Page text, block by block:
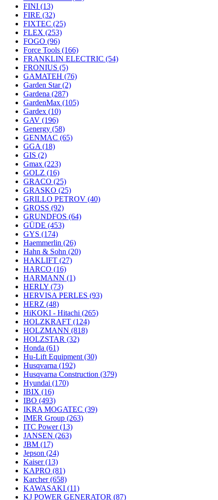
FINI (13)
FIRE (32)
FIXTEC (25)
FLEX (253)
FOGO (96)
Force Tools (166)
FRANKLIN ELECTRIC (54)
FRONIUS (5)
GAMATEH (76)
Garden Star(2)
Gardena (287)
GardenMax (105)
Gardex (10)
GAV (196)
Genergy (58)
GENMAC (65)
GGA (18)
GIS (2)
Gmax (223)
GOLZ (16)
GRACO (25)
GRASKO (25)
GRILLO PETROV (40)
GROSS (92)
GRUNDFOS (64)
GÜDE (453)
GYS (174)
Haemmerlin (26)
Hahn & Sohn (20)
HAKLIFT (27)
HARCO (16)
HARMANN (1)
HERLY (73)
HERVISA PERLES (93)
HERZ (48)
HiKOKI - Hitachi (265)
HOLZKRAFT (124)
HOLZMANN (818)
HOLZSTAR (32)
Honda (61)
Hu-Lift Equipment (30)
Husqvarna (192)
Husqvarna Construction (379)
Hyundai (170)
IBIX (16)
IBO (493)
IKRA MOGATEC (39)
IMER Group (263)
ITC Power(13)
JANSEN (263)
JBM (17)
Jepson (24)
Kaiser(13)
KAPRO (81)
Karcher(658)
KAWASAKI (11)
KJ POWER GENERATOR (87)